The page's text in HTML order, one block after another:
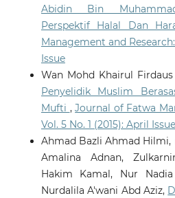
Abidin Bin
Perspektif Halal Dan
Management and
Issue
Wan Mohd Khairul
Penyelidik Muslim
Mufti ,Journal of Fatwa
Vol. 5 No. 1 (2015): April Issue
Ahmad Bazli Ahmad Hilmi,
Amalina Adnan,
Hakim Kamal, Nur
Nurdalila A'wani Abd Aziz,